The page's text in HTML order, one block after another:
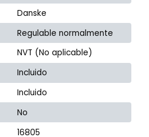
Danske
Regulable normalmente
NVT (No aplicable)
Incluido
Incluido
No
16805